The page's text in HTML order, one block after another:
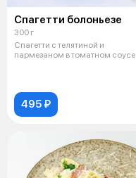
Спагетти болоньезе
300 г
Спагетти с телятиной и
пармезаном в томатном соусе
495 ₽